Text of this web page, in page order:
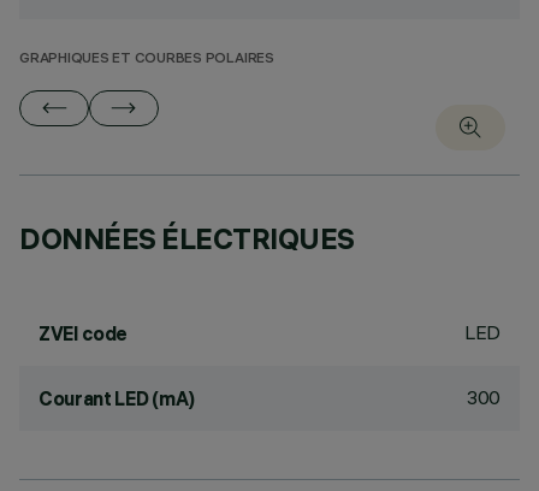
GRAPHIQUES ET COURBES POLAIRES
DONNÉES ÉLECTRIQUES
ZVEI code LED
Courant LED (mA) 300